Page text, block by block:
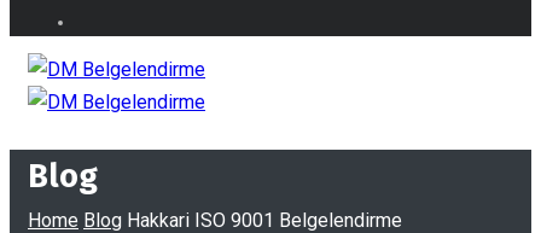
Blog
Home Blog Hakkari ISO 9001 Belgelendirme